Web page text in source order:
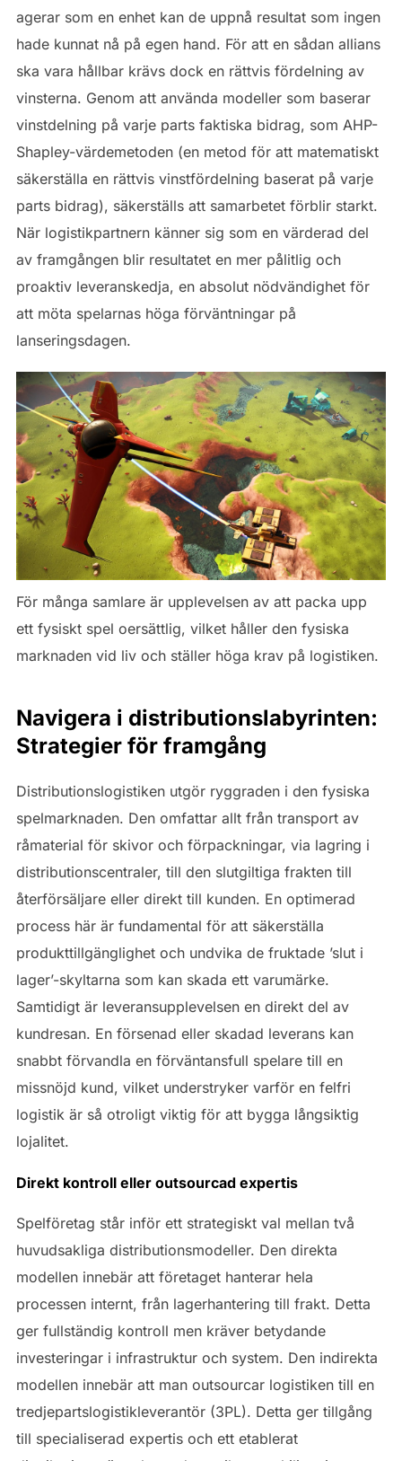
agerar som en enhet kan de uppnå resultat som ingen
hade kunnat nå på egen hand. För att en sådan allians
ska vara hållbar krävs dock en rättvis fördelning av
vinsterna. Genom att använda modeller som baserar
vinstdelning på varje parts faktiska bidrag, som AHP-
Shapley-värdemetoden (en metod för att matematiskt
säkerställa en rättvis vinstfördelning baserat på varje
parts bidrag), säkerställs att samarbetet förblir starkt.
När logistikpartnern känner sig som en värderad del
av framgången blir resultatet en mer pålitlig och
proaktiv leveranskedja, en absolut nödvändighet för
att möta spelarnas höga förväntningar på
lanseringsdagen.
För många samlare är upplevelsen av att packa upp
ett fysiskt spel oersättlig, vilket håller den fysiska
marknaden vid liv och ställer höga krav på logistiken.
Navigera i distributionslabyrinten:
Strategier för framgång
Distributionslogistiken utgör ryggraden i den fysiska
spelmarknaden. Den omfattar allt från transport av
råmaterial för skivor och förpackningar, via lagring i
distributionscentraler, till den slutgiltiga frakten till
återförsäljare eller direkt till kunden. En optimerad
process här är fundamental för att säkerställa
produkttillgänglighet och undvika de fruktade ’slut i
lager’-skyltarna som kan skada ett varumärke.
Samtidigt är leveransupplevelsen en direkt del av
kundresan. En försenad eller skadad leverans kan
snabbt förvandla en förväntansfull spelare till en
missnöjd kund, vilket understryker varför en felfri
logistik är så otroligt viktig för att bygga långsiktig
lojalitet.
Direkt kontroll eller outsourcad expertis
Spelföretag står inför ett strategiskt val mellan två
huvudsakliga distributionsmodeller. Den direkta
modellen innebär att företaget hanterar hela
processen internt, från lagerhantering till frakt. Detta
ger fullständig kontroll men kräver betydande
investeringar i infrastruktur och system. Den indirekta
modellen innebär att man outsourcar logistiken till en
tredjepartslogistikleverantör (3PL). Detta ger tillgång
till specialiserad expertis och ett etablerat